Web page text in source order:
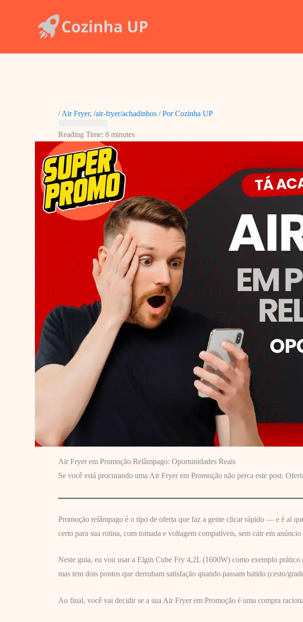
/Air Fryer, /air-fryer/achadinhos / PorCozinha UP
Reading Time: 8 minutes
Air Fryer em Promoção Relâmpago: Oportunidades Reais
Se você está procurando uma Air Fryer em Promoção não perca este post.
Promoção relâmpago é o tipo de oferta que faz a gente clicar rápido — e é aí
certo para sua rotina, com tomada e voltagem compatíveis, sem cair em
Neste guia, eu vou usar a Elgin Cube Fry 4,2L (1600W) como exemplo
mas tem dois pontos que derrubam satisfação quando passam batido (cesto/
Ao final, você vai decidir se a sua Air Fryer em Promoção é uma compra